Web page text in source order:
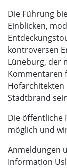
Die Führung
Einblicken,
kontroversen
Lüneburg, der
Kommentaren
Hofarchitekten
Stadtbrand
Die öffentliche
möglich und
Anmeldungen
Information